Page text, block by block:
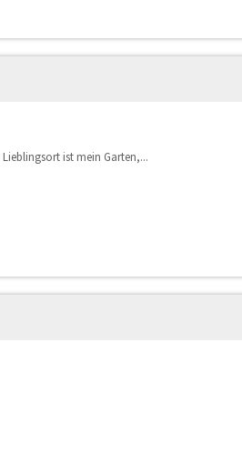
ist mein Garten,...